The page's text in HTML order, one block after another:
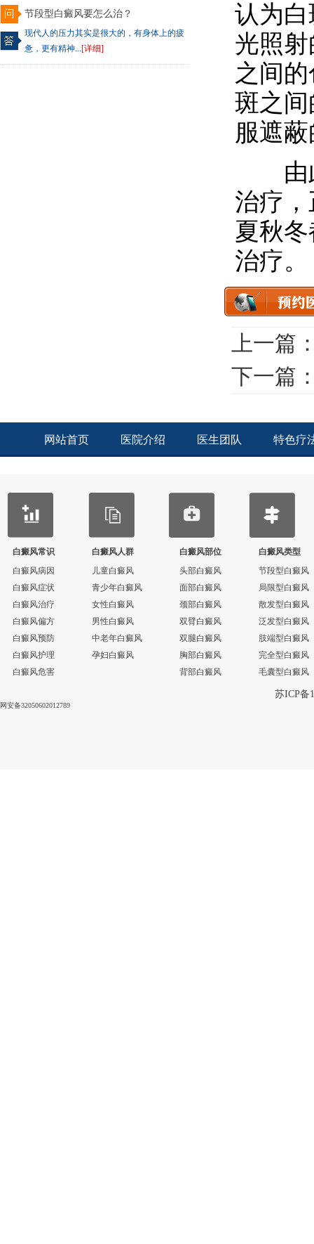
节段型白癜风要怎么治？
现代人的压力其实是很大的，有身体上的疲
惫，更有精神...[详细]
认为
光照
之间
斑之
服遮
由此
治疗
夏秋
治疗。
上一篇
下一篇
网站首页 医院介绍 医生团队 特色疗
白癜风常识
白癜风病因
白癜风症状
白癜风治疗
白癜风偏方
白癜风预防
白癜风护理
白癜风危害
白癜风人群
儿童白癜风
青少年白癜风
女性白癜风
男性白癜风
中老年白癜风
孕妇白癜风
白癜风部位
头部白癜风
面部白癜风
颈部白癜风
双臂白癜风
双腿白癜风
胸部白癜风
背部白癜风
白癜风类型
节段型白癜风
局限型白癜风
散发型白癜风
泛发型白癜风
肢端型白癜风
完全型白癜风
毛囊型白癜风
苏ICP备
网安备32050602012789